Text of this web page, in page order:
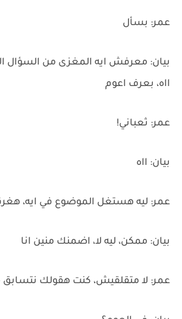
عمر: بسأل
بيان: معرفش ايه المغزى من السؤال
ااه، بعرف اعوم
عمر: ثعباني!
بيان: ااه
عمر: ليه هستغل الموضوع في ايه،
بيان: ممكن، ليه لا، اضمنك منين انا
عمر: لا متقلقيش، كنت هقولك نتسابق